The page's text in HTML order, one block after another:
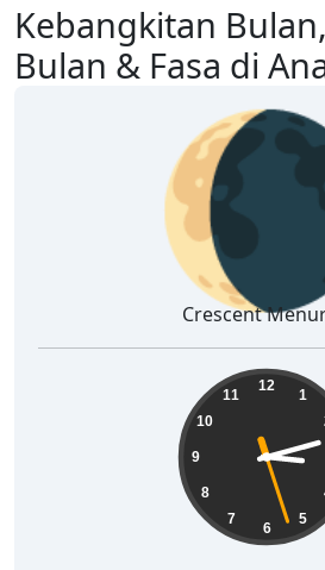
Kebangkitan
Bulan & Fasa di
Crescent
12
1
5
6
7
8
9
10
11